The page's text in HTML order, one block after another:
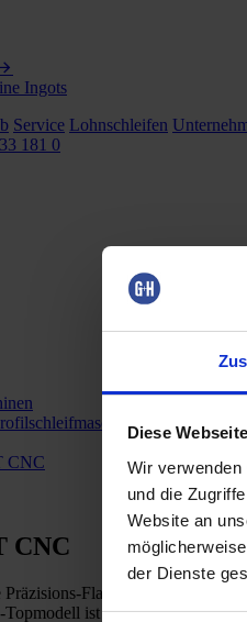
Diese
Wir
und die
Website an
der Dienste
Ingots
Service Lohnschleifen
181 0
CNC
CNC
Präzisions-Flach- und
ist diese Anlage mit